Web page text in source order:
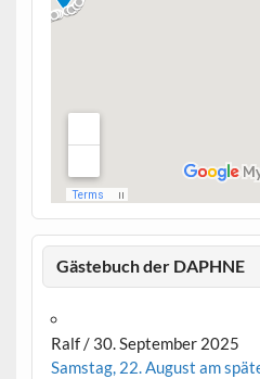
Gästebuch der DAPHNE
Ralf/ 30. September 2025
Samstag, 22. August am